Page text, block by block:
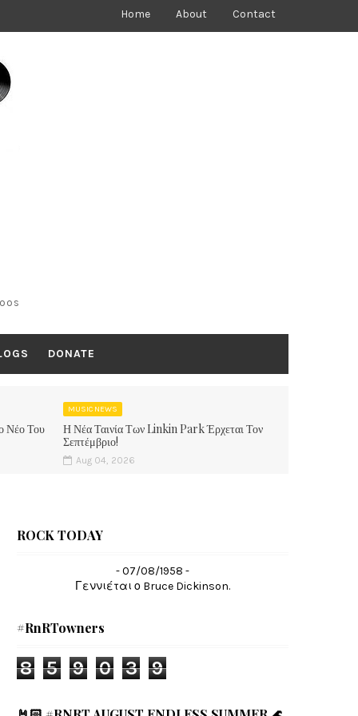
Home About Contact
DONATE
Νέο Του
MUSIC NEWS
Η Νέα Ταινία Των Linkin Park Έρχεται Τον
Σεπτέμβριο!
Aug 04, 2026
ROCK TODAY
- 07/08/1958 -
Γεννιέται ο Bruce Dickinson.
#RnRTowners
8 5 9 0 3 9